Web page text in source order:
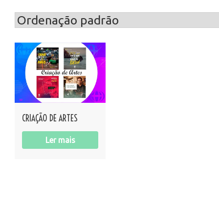
CRIAÇÃO DE ARTES
Ler mais